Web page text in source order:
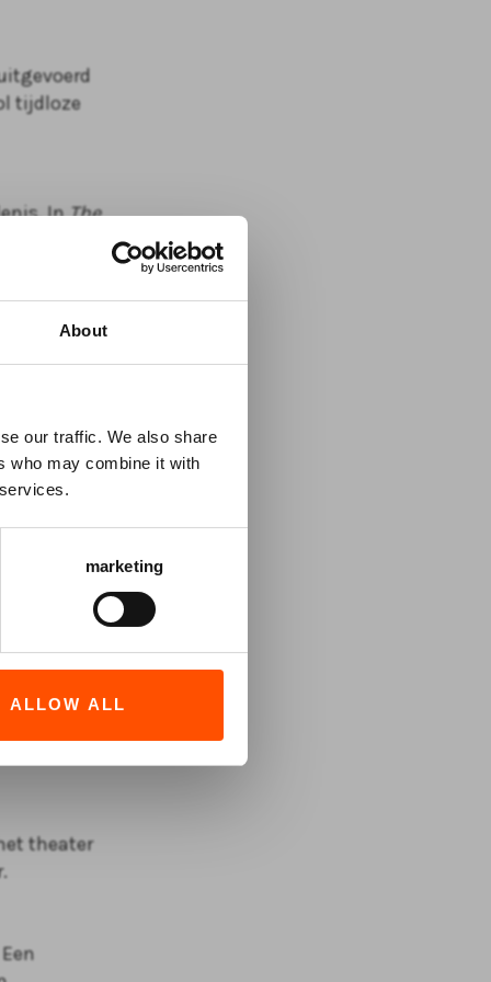
About
our traffic. We also share
who may combine it with
marketing
ALLOW ALL
tijdloze
InThe
theater.
country
theater